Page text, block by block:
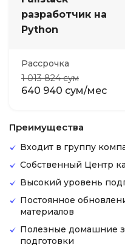
разработчик на
Python
Рассрочка
1 013 824 сум
640 940 сум/мес
Преимущества
Входит в группу
Собственный Центр
Высокий уровень
Постоянное
материалов
Полезные домашние
подготовки